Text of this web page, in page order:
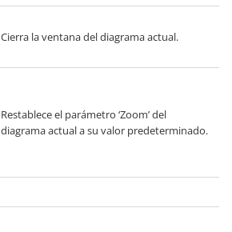
Cierra la ventana del diagrama actual.
Restablece el parámetro ‘Zoom’ del
diagrama actual a su valor predeterminado.